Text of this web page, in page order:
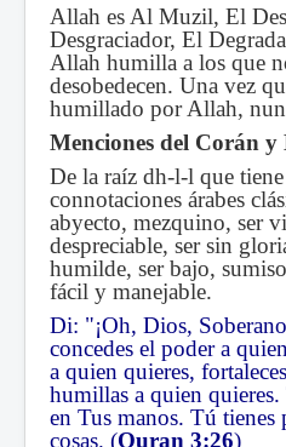
Allah es Al Muzil, El
Desgraciador, El
Allah humilla a los que
desobedecen. Una vez
humillado por Allah,
Menciones del Corán
De la raíz dh-l-l que
connotaciones árabes
abyecto, mezquino, ser
despreciable, ser sin
humilde, ser bajo,
fácil y manejable.
Di: "¡Oh, Dios,
concedes el poder a
a quien quieres,
humillas a quien
en Tus manos. Tú tienes
cosas. (Quran 3:26)